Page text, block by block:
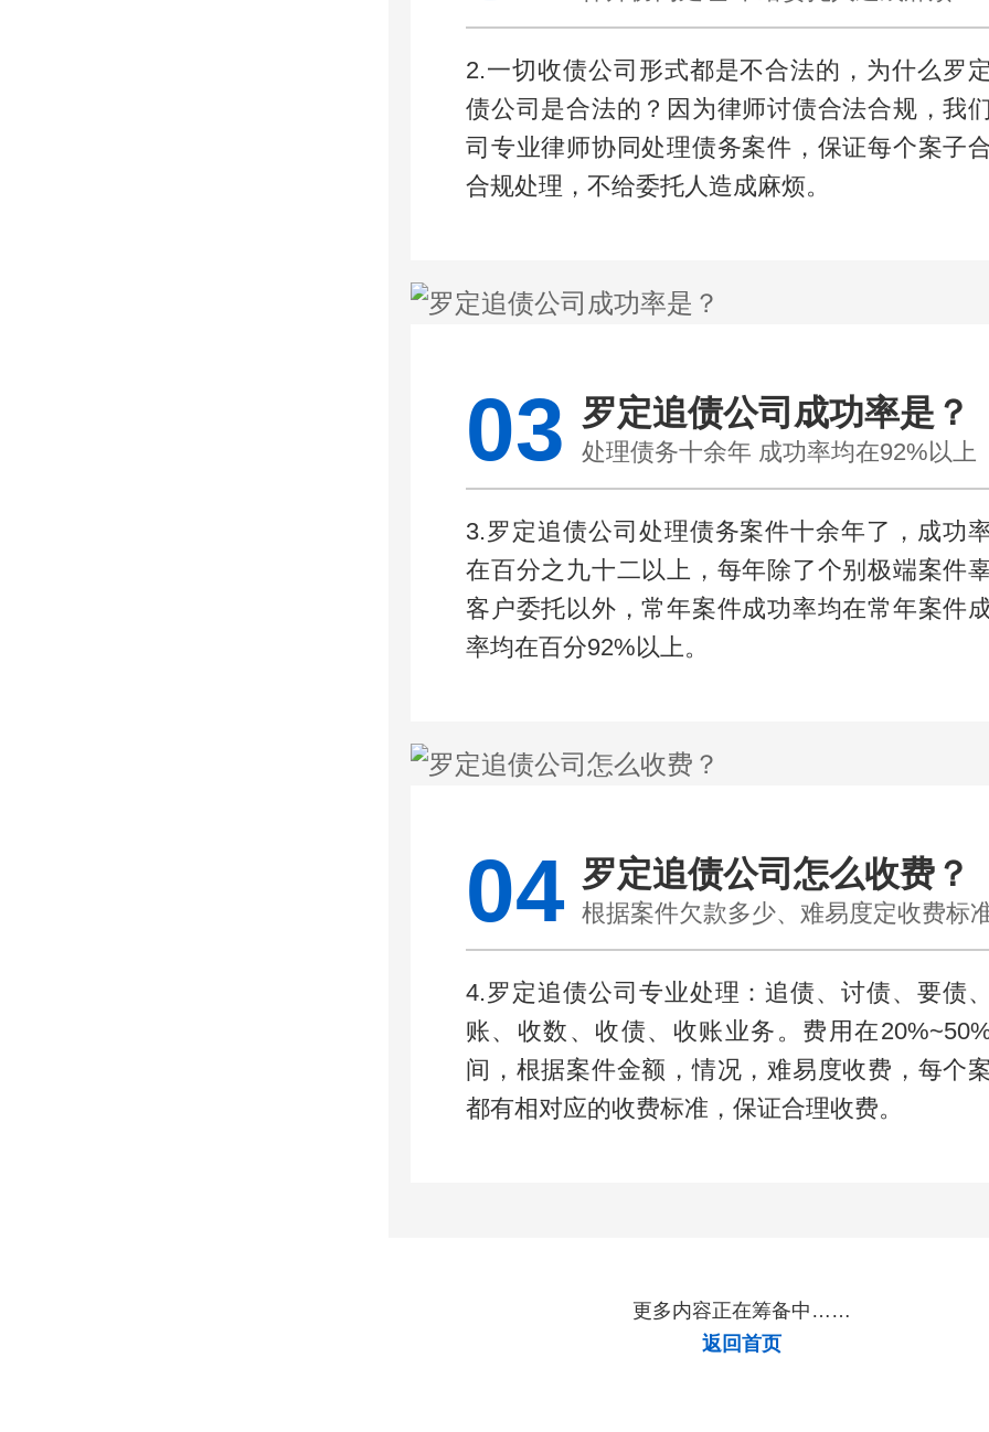
2.一切收债公司形式都是不合法的，为什么罗
债公司是合法的？因为律师讨债合法合规，我
司专业律师协同处理债务案件，保证每个案子
合规处理，不给委托人造成麻烦。
03 罗定追债公司成功率是？
处理债务十余年 成功率均在92%以上
3.罗定追债公司处理债务案件十余年了，成功
在百分之九十二以上，每年除了个别极端案件
客户委托以外，常年案件成功率均在常年案件
率均在百分92%以上。
04 罗定追债公司怎么收费？
根据案件欠款多少、难易度定收费标
4.罗定追债公司专业处理：追债、讨债、要债
账、收数、收债、收账业务。费用在
间，根据案件金额，情况，难易度收费，每个
都有相对应的收费标准，保证合理收费。
更多内容正在筹备中……
返回首页